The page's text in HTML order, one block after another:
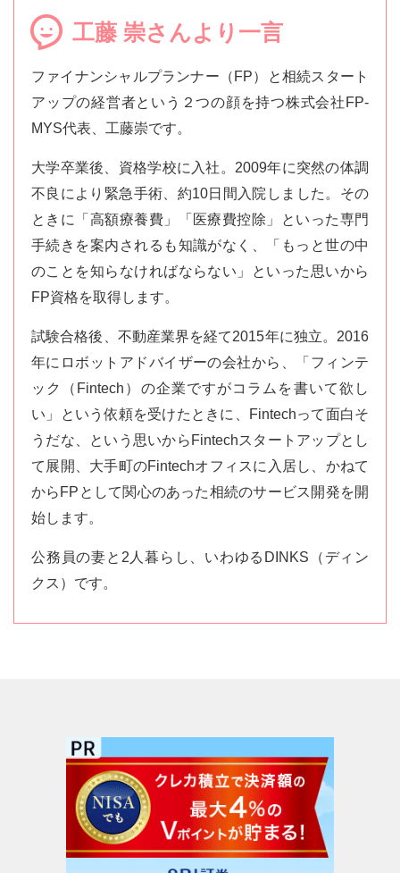
工藤 崇さんより一言
ファイナンシャルプランナー（FP）と相続スタート
アップの経営者という２つの顔を持つ株式会社FP-
MYS代表、工藤崇です。
大学卒業後、資格学校に入社。2009年に突然の体調
不良により緊急手術、約10日間入院しました。その
ときに「高額療養費」「医療費控除」といった専門
手続きを案内されるも知識がなく、「もっと世の中
のことを知らなければならない」といった思いから
FP資格を取得します。
試験合格後、不動産業界を経て2015年に独立。2016
年にロボットアドバイザーの会社から、「フィンテ
ック（Fintech）の企業ですがコラムを書いて欲し
い」という依頼を受けたときに、Fintechって面白そ
うだな、という思いからFintechスタートアップとし
て展開、大手町のFintechオフィスに入居し、かねて
からFPとして関心のあった相続のサービス開発を開
始します。
公務員の妻と2人暮らし、いわゆるDINKS（ディン
クス）です。